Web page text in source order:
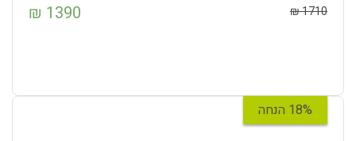
1710
₪
1390
₪
18% הנחה